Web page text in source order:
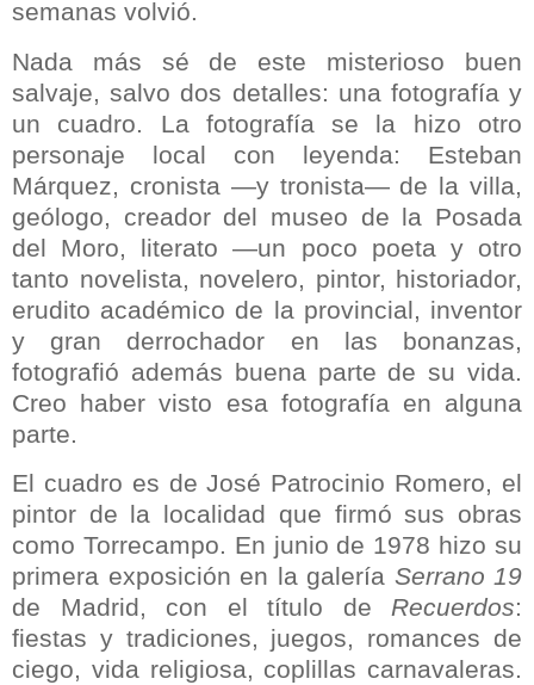
semanas volvió.
Nada más sé de este misterioso buen
salvaje, salvo dos detalles: una fotografía y
un cuadro. La fotografía se la hizo otro
personaje local con leyenda: Esteban
Márquez, cronista —y tronista— de la villa,
geólogo, creador del museo de la Posada
del Moro, literato —un poco poeta y otro
tanto novelista, novelero, pintor, historiador,
erudito académico de la provincial, inventor
y gran derrochador en las bonanzas,
fotografió además buena parte de su vida.
Creo haber visto esa fotografía en alguna
parte.
El cuadro es de José Patrocinio Romero, el
pintor de la localidad que firmó sus obras
como Torrecampo. En junio de 1978 hizo su
primera exposición en la galería Serrano 19
de Madrid, con el título de Recuerdos:
fiestas y tradiciones, juegos, romances de
ciego, vida religiosa, coplillas carnavaleras.